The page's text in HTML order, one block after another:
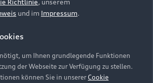
Center
Hinweisgebersystem
Cookie-Einstellungen
Richtlinie, unserem
und im Impressum.
um Ihnen grundlegende Funktionen
der Webseite zur Verfügung zu stellen.
können Sie in unsererCookie